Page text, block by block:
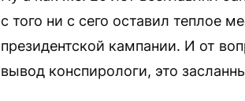
с того ни с сего оставил теплое
президентской кампании. И от
вывод конспирологи, это